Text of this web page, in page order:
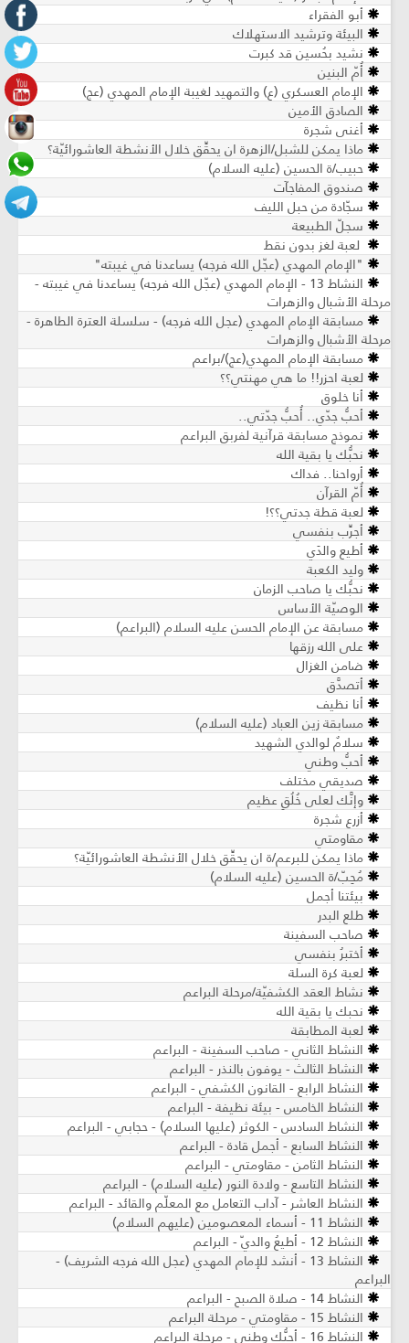
أبو الفقراء
البيئة وترشيد الاستهلاك
نشيد بحُسين قد كبرت
أُمّ البنين
الإمام العسكري (ع) والتمهيد لغيبة الإمام المهدي (عج)
الصادق الأمين
أغنى شجرة
ماذا يمكن للشبل/الزهرة ان يحقِّق خلال الأنشطة العاشورائيّة؟
حبيب/ة الحسين (عليه السلام)
صندوق المفاجآت
سجّادة من حبل الليف
سجلّ الطبيعة
لعبة لغز بدون نقط
"الإمام المهدي (عجّل الله فرجه) يساعدنا في غيبته"
النشاط 13 - الإمام المهدي (عجّل الله فرجه) يساعدنا في غيبته -
مرحلة الأشبال والزهرات
مسابقة الإمام المهدي (عجل الله فرجه) - سلسلة العترة الطاهرة -
مرحلة الأشبال والزهرات
مسابقة الإمام المهدي(عج)/براعم
لعبة احزر!! ما هي مهنتي؟؟
أنا خلوق
أحبُّ جدّي.. أُحبُّ جدّتي..
نموذج مسابقة قرآنية لفربق البراعم
نحبُّك يا بقية الله
أرواحنا.. فداك
أُمّ القرآن
لعبة قطة جدتي؟؟!
أجرِّب بنفسي
أطيع والدَي
وليد الكعبة
نحبُّك يا صاحب الزمان
الوصيّة الأساس
مسابقة عن الإمام الحسن عليه السلام (البراعم)
على الله رزقها
ضامن الغزال
أتصدَّق
أنا نظيف
مسابقة زين العباد (عليه السلام)
سلامٌ لوالدي الشهيد
أحبُّ وطني
صديقي مختلف
وإنَّك لعلى خُلُقٍ عظيم
أزرع شجرة
مقاومتي
ماذا يمكن للبرعم/ة ان يحقِّق خلال الأنشطة العاشورائيّة؟
مُحِبّ/ة الحسين (عليه السلام)
بيئتنا أجمل
طلع البدر
صاحب السفينة
أختبرُ بنفسي
لعبة كرة السلة
نشاط العقد الكشفيّة/مرحلة البراعم
نحبك يا بقية الله
لعبة المطابقة
النشاط الثاني - صاحب السفينة - البراعم
النشاط الثالث - يوفون بالنذر - البراعم
النشاط الرابع - القانون الكشفي - البراعم
النشاط الخامس - بيئة نظيفة - البراعم
النشاط السادس - الكوثر (عليها السلام) - حجابي - البراعم
النشاط السابع - أجمل قادة - البراعم
النشاط الثامن - مقاومتي - البراعم
النشاط التاسع - ولادة النور (عليه السلام) - البراعم
النشاط العاشر - آداب التعامل مع المعلّم والقائد - البراعم
النشاط 11 - أسماء المعصومين (عليهم السلام)
النشاط 12 - أطيعُ والديّ - البراعم
النشاط 13 - أنشد للإمام المهدي (عجل الله فرجه الشريف) -
البراعم
النشاط 14 - صلاة الصبح - البراعم
النشاط 15 - مقاومتي - مرحلة البراعم
النشاط 16 - أحبُّك وطني - مرحلة البراعم